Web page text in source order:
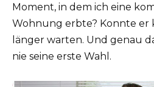
Moment, in dem ich eine
Wohnung erbte? Konnte er
länger warten. Und genau
nie seine erste Wahl.